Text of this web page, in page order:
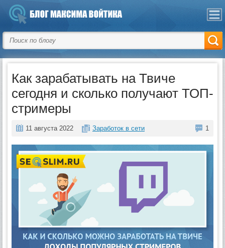
Как зарабатывать на Твиче
сегодня и сколько получают ТОП-
стримеры
11 августа 2022 Заработок в сети 1